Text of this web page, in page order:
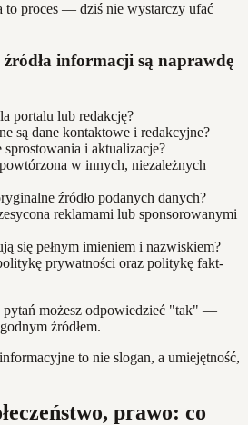
to proces — dziś nie wystarczy ufać
informacji są naprawdę
portalu lub redakcję?
są dane kontaktowe i redakcyjne?
i aktualizacje?
w innych, niezależnych
źródło podanych danych?
reklamami lub sponsorowanymi
się pełnym imieniem i nazwiskiem?
prywatności oraz politykę fakt-
pytań możesz odpowiedzieć "tak" —
źródłem.
to nie slogan, a umiejętność,
prawo: co